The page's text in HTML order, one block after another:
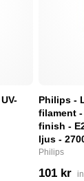
Philips -
filament
finish -
ljus -
Philips
101 kr